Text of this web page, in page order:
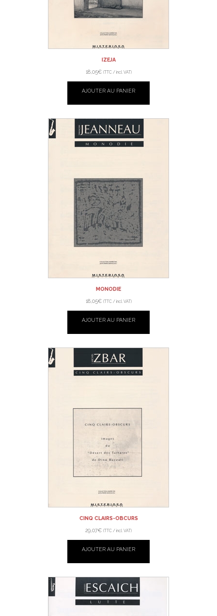
IZEJA
18,05€ (TTC / incl. VAT)
AJOUTER AU PANIER
MONODIE
18,05€ (TTC / incl. VAT)
AJOUTER AU PANIER
CINQ CLAIRS-OBCURS
29,07€ (TTC / incl. VAT)
AJOUTER AU PANIER